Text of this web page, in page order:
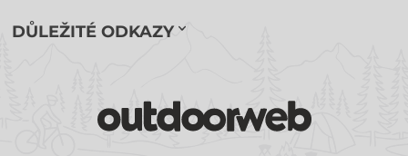
DŮLEŽITÉ ODKAZY